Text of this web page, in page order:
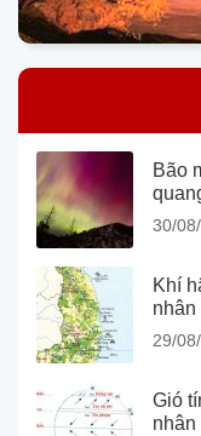
Bão
30/
Khí
nhân
29/
Gió
nhân